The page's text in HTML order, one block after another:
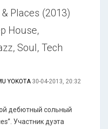
Places (2013)
House,
Soul, Tech
YOKOTA30-04-2013, 20:32
дебютный сольный
Участник дуэта